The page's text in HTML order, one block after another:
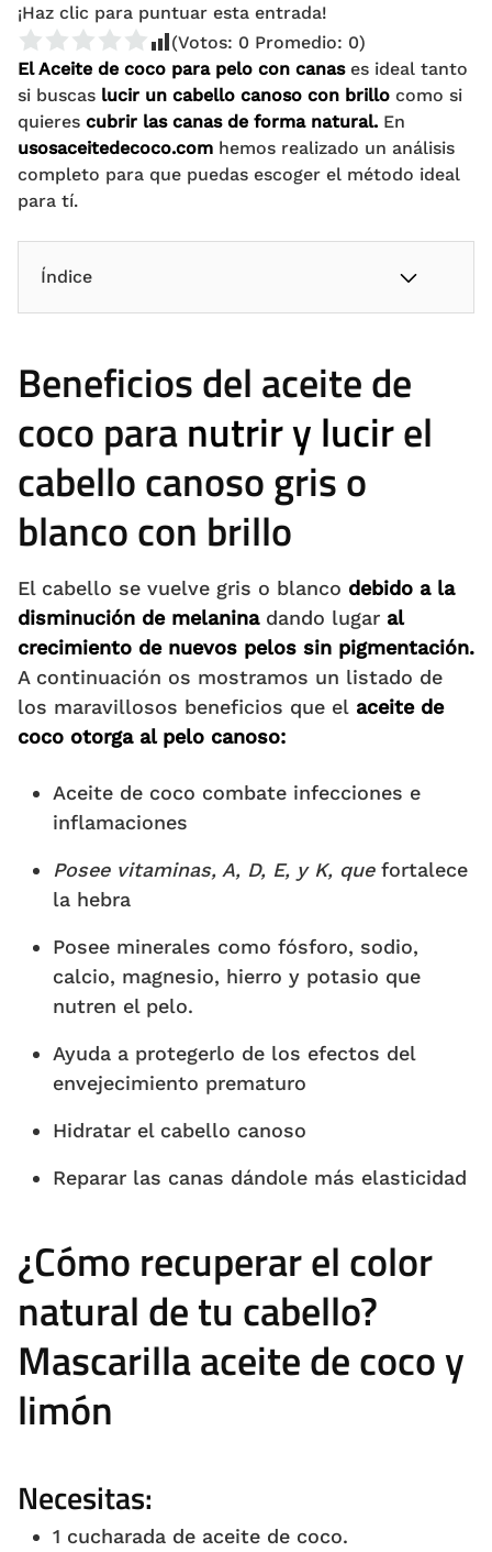
¡Haz clic para puntuar esta entrada!
(Votos: 0 Promedio: 0)
El Aceite de coco para pelo con canases ideal tanto
si buscas lucir un cabello canoso con brillo como si
quieres cubrir las canas de forma natural. En
usosaceitedecoco.com hemos realizado un análisis
completo para que puedas escoger el método ideal
para tí.
Índice
Beneficios del aceite de
coco paranutrir y lucirel
cabello canoso gris o
blanco con brillo
El cabello se vuelve gris o blanco debido a la
disminución de melaninadando lugar al
crecimiento de nuevos pelos sin pigmentación.
A continuación os mostramos un listado de
los maravillosos beneficios que el aceite de
coco otorga al pelo canoso:
Aceite de coco combate infecciones e
inflamaciones
Posee vitaminas, A, D, E, y K, quefortalece
la hebra
Posee minerales como fósforo, sodio,
calcio, magnesio, hierro y potasio que
nutren el pelo.
Ayuda a protegerlo de los efectos del
envejecimiento prematuro
Hidratar el cabello canoso
Reparar las canas dándole más elasticidad
¿Cómo recuperar el color
natural de tu cabello?
Mascarilla aceite de coco y
limón
Necesitas:
1 cucharada de aceite de coco.